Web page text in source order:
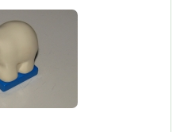
TwitterÜber Tauschbu↔de